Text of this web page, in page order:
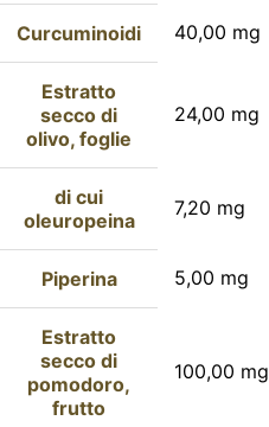
Curcuminoidi 40,00 mg
Estratto
secco di
olivo, foglie
24,00 mg
di cui
oleuropeina
7,20 mg
Piperina 5,00 mg
Estratto
secco di
pomodoro,
frutto
100,00 mg